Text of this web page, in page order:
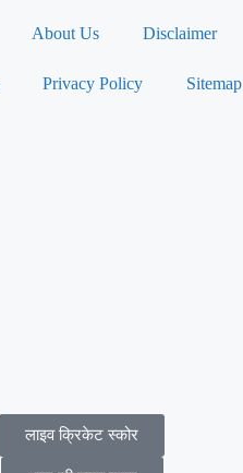
About Us Disclaimer
Privacy Policy Sitemap
लाइव क्रिकेट स्कोर